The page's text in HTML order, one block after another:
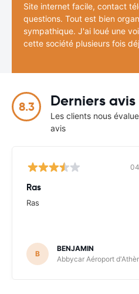
Site internet facile, contact
questions. Tout est bien
sympathique. J'ai loué une
cette société plusieurs fois
8.3 Derniers
Les clients nous
avis
Ras
Ras
B
BENJAMIN
Abbycar Aéroport